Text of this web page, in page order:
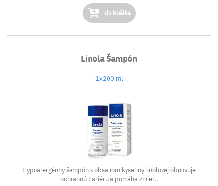
do košíka
Linola Šampón
1x200 ml
Hypoalergénny šampón s obsahom kyseliny linolovej obnovuje
ochrannú bariéru a pomáha zmier..